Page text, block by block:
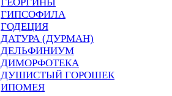
ГИПСОФИЛА
ГОДЕЦИЯ
ДАТУРА (ДУРМАН)
ДЕЛЬФИНИУМ
ДИМОРФОТЕКА
ДУШИСТЫЙ ГОРОШЕК
ИПОМЕЯ